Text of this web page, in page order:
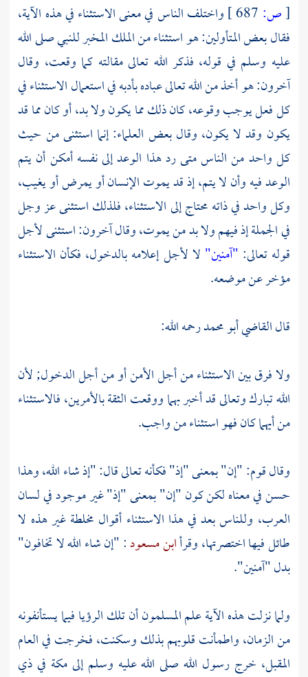
[ص:
واختلف الناس في معنى الاستثناء في هذه الآية،
فقال بعض المتأولين: هو استثناء من الملك المخبر للنبي صلى الله
عليه وسلم في قوله، فذكر الله تعالى مقالته كما وقعت، وقال
آخرون: هو أخذ من الله تعالى عباده بأدبه في استعمال الاستثناء في
كل فعل يوجب وقوعه، كان ذلك مما يكون ولا بد، أو كان مما قد
يكون وقد لا يكون، وقال بعض العلماء: إنما استثنى من حيث
كل واحد من الناس متى رد هذا الوعد إلى نفسه أمكن أن يتم
الوعد فيه وأن لا يتم، إذ قد يموت الإنسان أو يمرض أو يغيب،
وكل واحد في ذاته محتاج إلى الاستثناء، فلذلك استثنى عز وجل
في الجملة إذ فيهم ولا بد من يموت، وقال آخرون: استثنى لأجل
قوله تعالى: "آمنين" لا لأجل إعلامه بالدخول، فكأن الاستثناء
مؤخر عن موضعه.
قالالقاضي أبو محمدرحمه الله:
ولا فرق بين الاستثناء من أجل الأمن أو من أجل الدخول; لأن
الله تبارك وتعالى قد أخبر بهما ووقعت الثقة بالأمرين، فالاستثناء
من أيهما كان فهو استثناء من واجب.
وقال قوم: "إن" بمعنى "إذ" فكأنه تعالى قال: "إذ شاء الله، وهذا
حسن في معناه لكن كون "إن" بمعنى "إذ" غير موجود في لسان
العرب، وللناس بعد في هذا الاستثناء أقوال مخلطة غير هذه لا
طائل فيها اختصرتها، وقرأابن مسعود: "إن شاء الله لا تخافون"
بدل "آمنين".
ولما نزلت هذه الآية علم المسلمون أن تلك الرؤيا فيما يستأنفونه
من الزمان، واطمأنت قلوبهم بذلك وسكنت، فخرجت في العام
المقبل، خرج رسول الله صلى الله عليه وسلم إلىمكة في ذي